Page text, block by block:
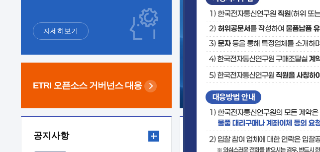
자세히보기
ETRI 오픈소스 거버넌스 대응
공지사항 보도자료